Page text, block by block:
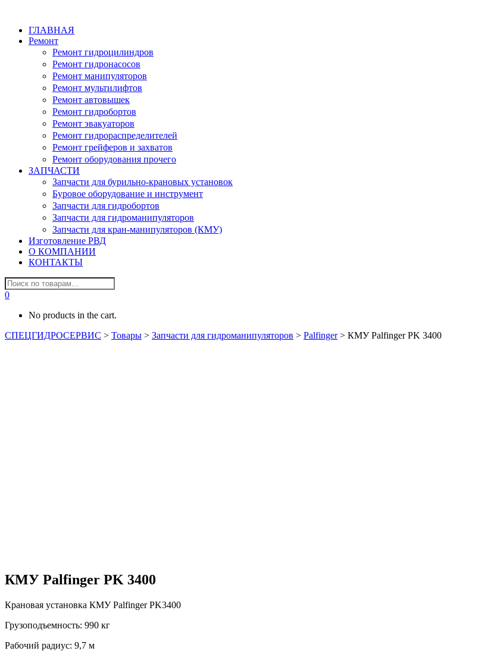
ГЛАВНАЯ
Ремонт
Ремонт гидроцилиндров
Ремонт гидронасосов
Ремонт манипуляторов
Ремонт мультилифтов
Ремонт автовышек
Ремонт гидробортов
Ремонт эвакуаторов
Ремонт гидрораспределителей
Ремонт грейферов и захватов
Ремонт оборудования прочего
ЗАПЧАСТИ
Запчасти для бурильно-крановых установок
Буровое оборудование и инструмент
Запчасти для гидробортов
Запчасти для гидроманипуляторов
Запчасти для кран-манипуляторов (КМУ)
Изготовление РВД
О КОМПАНИИ
КОНТАКТЫ
0
No products in the cart.
СПЕЦГИДРОСЕРВИС > Товары > Запчасти для гидроманипуляторов > Palfinger> КМУ Palfinger PK 3400
КМУ Palfinger PK 3400
Крановая установка КМУ Palfinger PK3400
Грузоподъемность: 990 кг
Рабочий радиус: 9,7 м